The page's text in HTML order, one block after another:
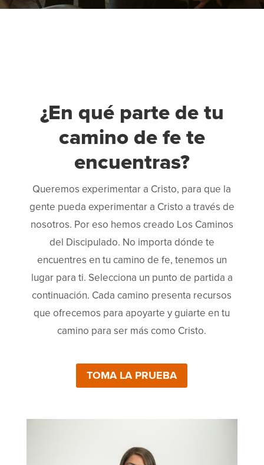
¿En qué parte de tu
camino de fe te
encuentras?
Queremos experimentar a Cristo, para que la
gente pueda experimentar a Cristo a través de
nosotros. Por eso hemos creado Los Caminos
del Discipulado. No importa dónde te
encuentres en tu camino de fe, tenemos un
lugar para ti. Selecciona un punto de partida a
continuación. Cada camino presenta recursos
que ofrecemos para apoyarte y guiarte en tu
camino para ser más como Cristo.
TOMA LA PRUEBA